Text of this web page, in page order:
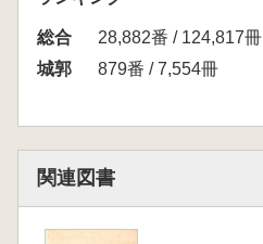
総合
28,882番 / 124,817冊
城郭
879番 / 7,554冊
関連図書